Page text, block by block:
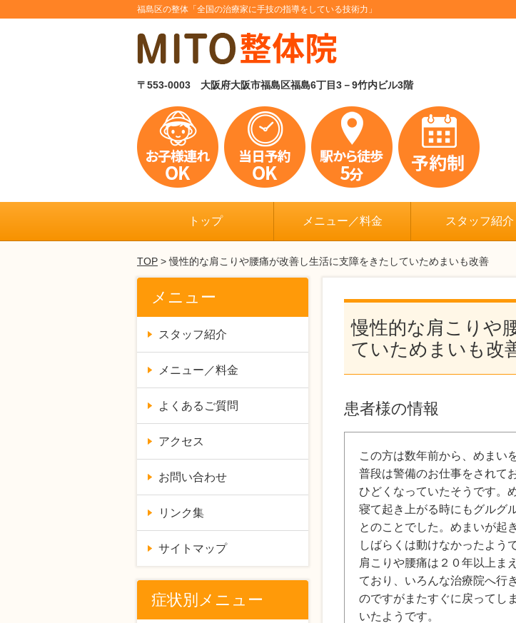
福島区の整体「全国の治療家に手技の指導をしている技術力」
〒553-0003 大阪府大阪市福島区福島6丁目3－9竹内ビル3階
トップ メニュー／料金 スタッフ紹介
TOP > 慢性的な肩こりや腰痛が改善し生活に支障をきたしていためまいも改善
慢性的な肩こりや
ていためまいも改
患者様の情報
この方は数年前から、めまい
普段は警備のお仕事をされて
ひどくなっていたそうです。
寝て起き上がる時にもグルグ
とのことでした。めまいが起
しばらくは動けなかったよう
肩こりや腰痛は２０年以上ま
ており、いろんな治療院へ行
のですがまたすぐに戻ってし
いたようです。
メニュー
スタッフ紹介
メニュー／料金
よくあるご質問
アクセス
お問い合わせ
リンク集
サイトマップ
症状別メニュー